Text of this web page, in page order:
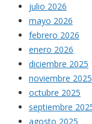
julio 2026
mayo 2026
febrero 2026
enero 2026
diciembre 2025
noviembre 2025
octubre 2025
septiembre
agosto 2025